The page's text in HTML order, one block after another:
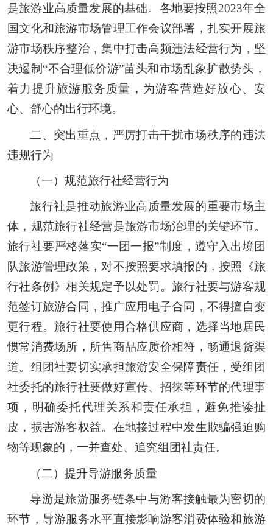
是旅游业高质量发展的基础。各地要按照2023年全
国文化和旅游市场管理工作会议部署，扎实开展旅
游市场秩序整治，集中打击高频违法经营行为，坚
决遏制“不合理低价游”苗头和市场乱象扩散势头，
着力提升旅游服务质量，为游客营造好放心、安
心、舒心的出行环境。
二、突出重点，严厉打击干扰市场秩序的违法
违规行为
（一）规范旅行社经营行为
旅行社是推动旅游业高质量发展的重要市场主
体，规范旅行社经营是旅游市场治理的关键环节。
旅行社要严格落实“一团一报”制度，遵守入出境团
队旅游管理政策，对不按照要求填报的，按照《旅
行社条例》相关规定予以处罚。旅行社要与游客规
范签订旅游合同，推广应用电子合同，不得擅自变
更行程。旅行社要使用合格供应商，选择当地居民
惯常消费场所，所售商品应质价相符，畅通退货渠
道。组团社要切实承担旅游安全保障责任，受组团
社委托的旅行社要做好宣传、招徕等环节的代理事
项，明确委托代理关系和责任承担，避免推诿扯
皮，损害游客权益。在地接过程中发生欺骗强迫购
物等现象的，一并查处、追究组团社责任。
（二）提升导游服务质量
导游是旅游服务链条中与游客接触最为密切的
环节，导游服务水平直接影响游客消费体验和旅游